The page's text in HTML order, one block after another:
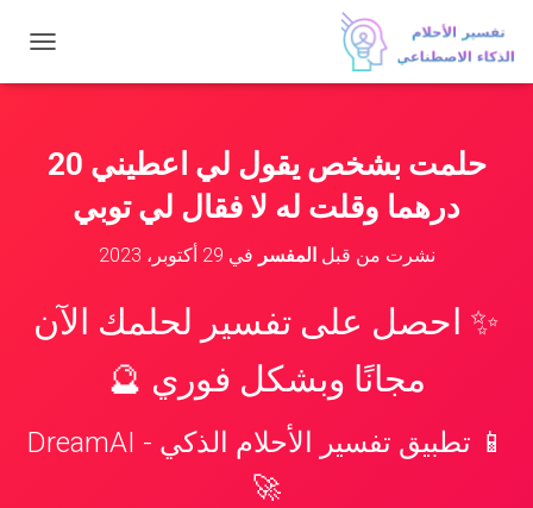
ب
حلمت بشخص يقول لي اعطيني 20
درهما وقلت له لا فقال لي توبي
نشرت من قبلالمفسر في 29 أكتوبر، 2023
✨ احصل على تفسير لحلمك الآن
مجانًا وبشكل فوري 🔮
📱 تطبيق تفسير الأحلام الذكي - DreamAI
🚀